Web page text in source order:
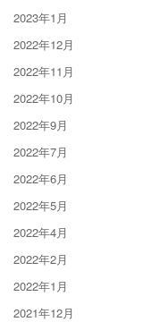
2023年1月
2022年12月
2022年11月
2022年10月
2022年9月
2022年7月
2022年6月
2022年5月
2022年4月
2022年2月
2022年1月
2021年12月